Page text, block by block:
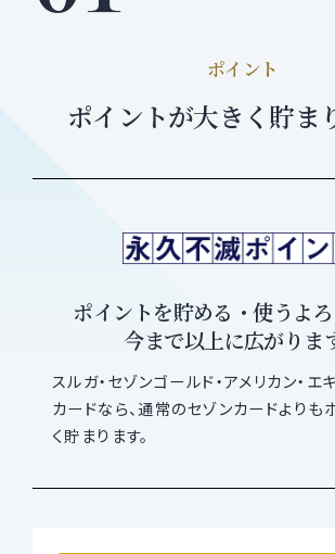
ポイント
ポイントが大きく貯ま
ポイントを貯める・使うよろ
今まで以上に広がりま
スルガ・セゾンゴールド・アメリカン・エ
カードなら、 通常のセゾンカードよりも
く貯まります。